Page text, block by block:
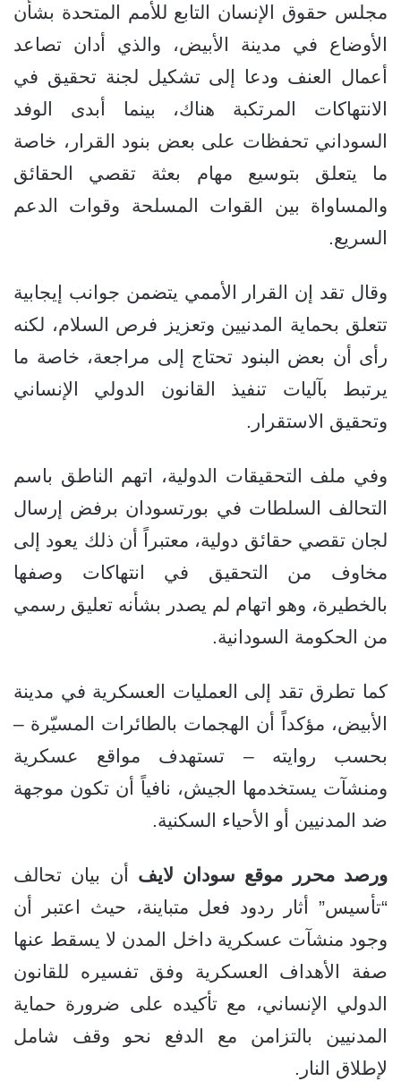
مجلس حقوق الإنسان التابع للأمم المتحدة بشأن
الأوضاع في مدينة الأبيض، والذي أدان تصاعد
أعمال العنف ودعا إلى تشكيل لجنة تحقيق في
الانتهاكات المرتكبة هناك، بينما أبدى الوفد
السوداني تحفظات على بعض بنود القرار، خاصة
ما يتعلق بتوسيع مهام بعثة تقصي الحقائق
والمساواة بين القوات المسلحة وقوات الدعم
السريع.
وقال تقد إن القرار الأممي يتضمن جوانب إيجابية
تتعلق بحماية المدنيين وتعزيز فرص السلام، لكنه
رأى أن بعض البنود تحتاج إلى مراجعة، خاصة ما
يرتبط بآليات تنفيذ القانون الدولي الإنساني
وتحقيق الاستقرار.
وفي ملف التحقيقات الدولية، اتهم الناطق باسم
التحالف السلطات في بورتسودان برفض إرسال
لجان تقصي حقائق دولية، معتبراً أن ذلك يعود إلى
مخاوف من التحقيق في انتهاكات وصفها
بالخطيرة، وهو اتهام لم يصدر بشأنه تعليق رسمي
من الحكومة السودانية.
كما تطرق تقد إلى العمليات العسكرية في مدينة
الأبيض، مؤكداً أن الهجمات بالطائرات المسيّرة –
بحسب روايته – تستهدف مواقع عسكرية
ومنشآت يستخدمها الجيش، نافياً أن تكون موجهة
ضد المدنيين أو الأحياء السكنية.
ورصد محرر موقع سودان لايف أن بيان تحالف
“تأسيس” أثار ردود فعل متباينة، حيث اعتبر أن
وجود منشآت عسكرية داخل المدن لا يسقط عنها
صفة الأهداف العسكرية وفق تفسيره للقانون
الدولي الإنساني، مع تأكيده على ضرورة حماية
المدنيين بالتزامن مع الدفع نحو وقف شامل
لإطلاق النار.